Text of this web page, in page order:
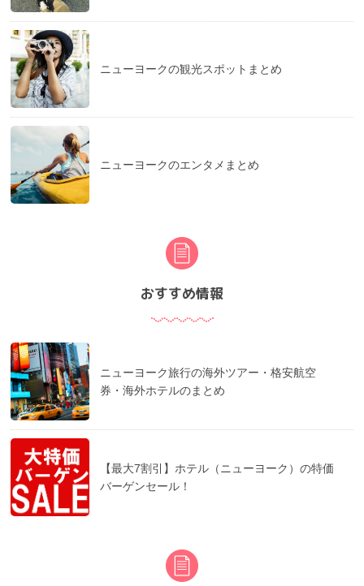
ニューヨークの観光スポットまとめ
ニューヨークのエンタメまとめ
おすすめ情報
ニューヨーク旅行の海外ツアー・格安航空
券・海外ホテルのまとめ
【最大7割引】ホテル（ニューヨーク）の特価
バーゲンセール！